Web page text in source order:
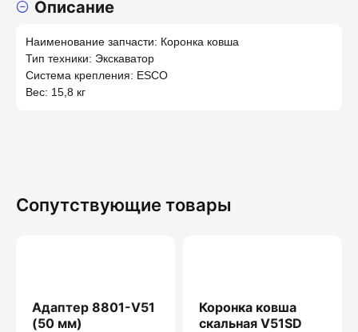
Описание
Наименование запчасти: Коронка ковша
Тип техники: Экскаватор
Система крепления: ESCO
Вес: 15,8 кг
Сопутствующие товары
Адаптер 8801-V51
(50 мм)
Коронка ковша
скальная V51SD